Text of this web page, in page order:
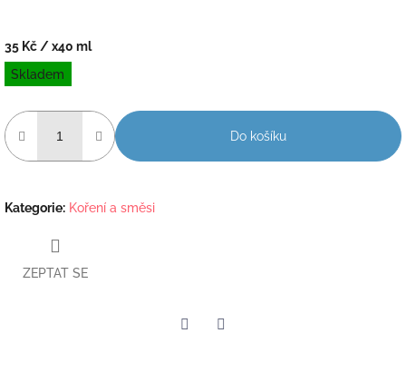
35 Kč / x40 ml
Měrná
cena:
Skladem
Do košíku
Kategorie: Koření a směsi
ZEPTAT SE